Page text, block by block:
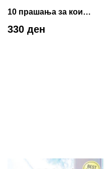
10 прашања за кои
науката нема одговор
(сè уште)
330 ден